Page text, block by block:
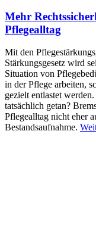
Mehr
Pflegealltag
Mit den
Stärkungsgesetz wird
Situation von
in der Pflege arbeiten,
gezielt entlastet
tatsächlich getan?
Pflegealltag nicht eher
Bestandsaufnahme.